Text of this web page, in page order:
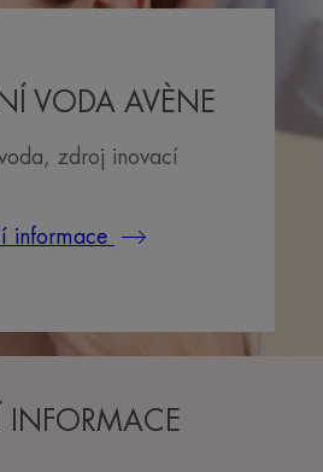
VODA AVÈNE
zdroj inovací
informace
INFORMACE